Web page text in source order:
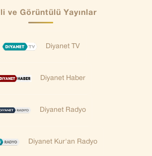
ve Görüntülü Yayınlar
Diyanet TV
Diyanet Haber
Diyanet Radyo
Diyanet Kur'an Radyo